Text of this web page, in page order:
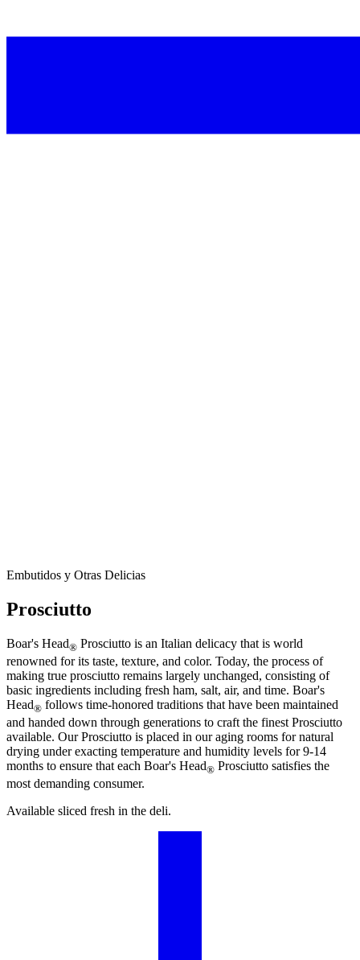
Embutidos y Otras Delicias
Prosciutto
Boar's Head® Prosciutto is an Italian delicacy that is world
renowned for its taste, texture, and color. Today, the process of
making true prosciutto remains largely unchanged, consisting of
basic ingredients including fresh ham, salt, air, and time. Boar's
Head® follows time-honored traditions that have been maintained
and handed down through generations to craft the finest Prosciutto
available. Our Prosciutto is placed in our aging rooms for natural
drying under exacting temperature and humidity levels for 9-14
months to ensure that each Boar's Head® Prosciutto satisfies the
most demanding consumer.
Available sliced fresh in the deli.